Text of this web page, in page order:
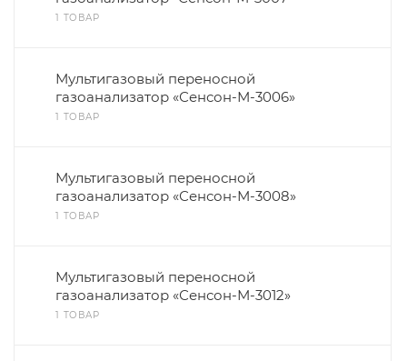
1 ТОВАР
Мультигазовый переносной
газоанализатор «Сенсон-М-3006»
1 ТОВАР
Мультигазовый переносной
газоанализатор «Сенсон-М-3008»
1 ТОВАР
Мультигазовый переносной
газоанализатор «Сенсон-М-3012»
1 ТОВАР